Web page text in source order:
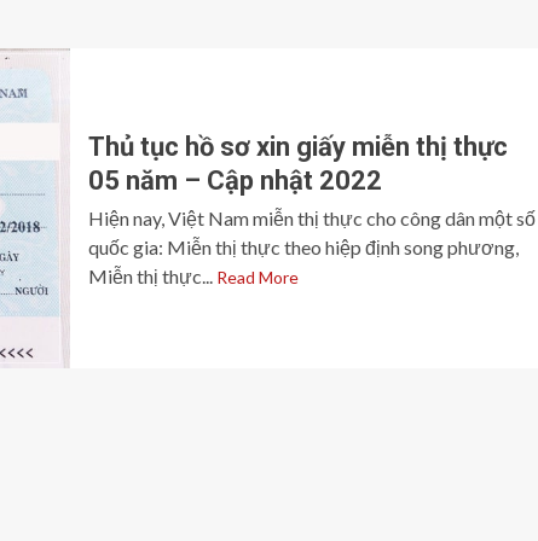
Thủ tục hồ sơ xin giấy miễn thị thực
05 năm – Cập nhật 2022
Hiện nay, Việt Nam miễn thị thực cho công dân một số
quốc gia: Miễn thị thực theo hiệp định song phương,
Miễn thị thực...
Read More